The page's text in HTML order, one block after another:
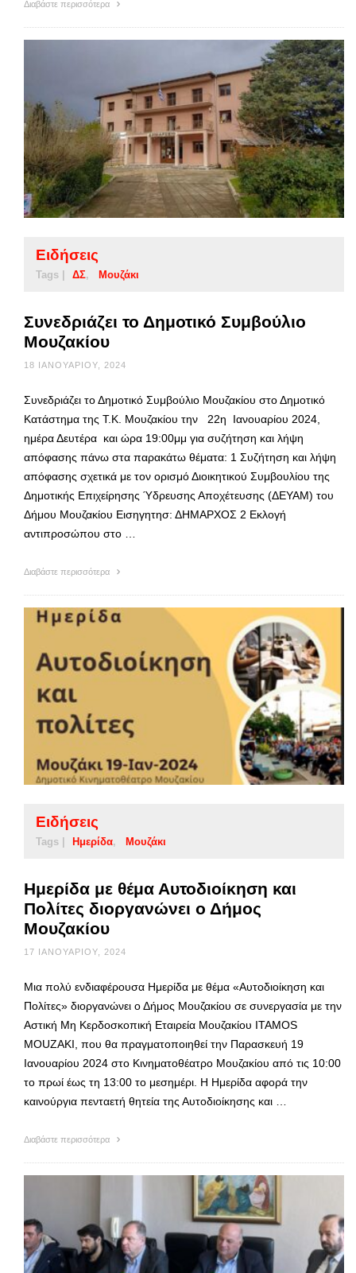
Διαβάστε περισσότερα
Ειδήσεις
Tags | ΔΣ Μουζάκι
Συνεδριάζει το Δημοτικό Συμβούλιο
Μουζακίου
18 ΙΑΝΟΥΑΡΊΟΥ, 2024
Συνεδριάζει το Δημοτικό Συμβούλιο Μουζακίου στο Δημοτικό
Κατάστημα της Τ.Κ. Μουζακίου την 22η Ιανουαρίου 2024,
ημέρα Δευτέρα και ώρα 19:00μμ για συζήτηση και λήψη
απόφασης πάνω στα παρακάτω θέματα: 1 Συζήτηση και λήψη
απόφασης σχετικά με τον ορισμό Διοικητικού Συμβουλίου της
Δημοτικής Επιχείρησης Ύδρευσης Αποχέτευσης (ΔΕΥΑΜ) του
Δήμου Μουζακίου Εισηγητησ: ΔΗΜΑΡΧΟΣ 2 Εκλογή
αντιπροσώπου στο …
Διαβάστε περισσότερα
Ειδήσεις
Tags | Ημερίδα Μουζάκι
Ημερίδα με θέμα Αυτοδιοίκηση και
Πολίτες διοργανώνει ο Δήμος
Μουζακίου
17 ΙΑΝΟΥΑΡΊΟΥ, 2024
Μια πολύ ενδιαφέρουσα Ημερίδα με θέμα «Αυτοδιοίκηση και
Πολίτες» διοργανώνει ο Δήμος Μουζακίου σε συνεργασία με την
Αστική Μη Κερδοσκοπική Εταιρεία Μουζακίου ITAMOS
MOUZAKI, που θα πραγματοποιηθεί την Παρασκευή 19
Ιανουαρίου 2024 στο Κινηματοθέατρο Μουζακίου από τις 10:00
το πρωί έως τη 13:00 το μεσημέρι. Η Ημερίδα αφορά την
καινούργια πενταετή θητεία της Αυτοδιοίκησης και …
Διαβάστε περισσότερα